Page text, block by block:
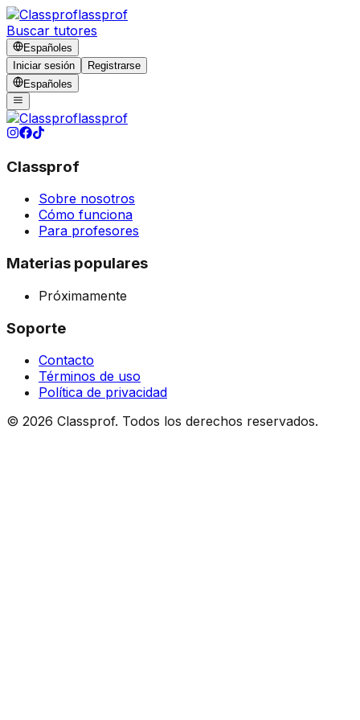
lassprof
Buscar tutores
Españoles
Iniciar sesión
Registrarse
Españoles
lassprof
Classprof
Sobre nosotros
Cómo funciona
Para profesores
Materias populares
Próximamente
Soporte
Contacto
Términos de uso
Política de privacidad
© 2026 Classprof. Todos los derechos reservados.